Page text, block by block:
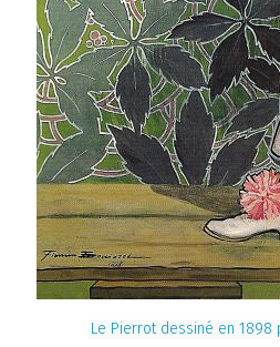
Le Pierrot dessiné en